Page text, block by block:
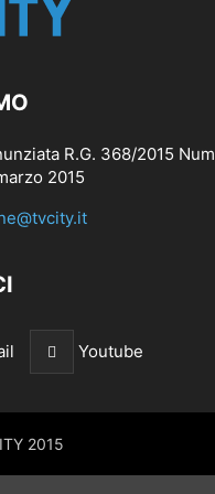
R.G. 368/2015
2015
Youtube
2015